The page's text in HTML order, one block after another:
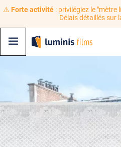
⚠️ Forte activité: privilégiez le "mètre
Délais détaillés sur